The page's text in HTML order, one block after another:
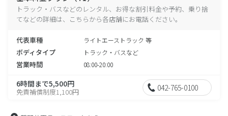
トラック・バスなどのレンタル、お得な割引料金や予約、乗り捨
てなどの詳細は、こちらから各店舗にお電話ください。
代表車種 ライトエーストラック 等
ボディタイプ トラック・バスなど
営業時間 08:00-20:00
6時間まで5,500円
免責補償制度1,100円 042-765-0100